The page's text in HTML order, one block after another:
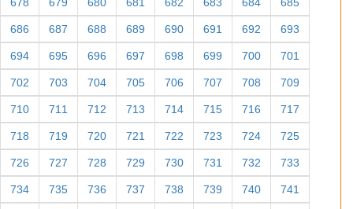
686 687 688 689 690 691 692 693
694 695 696 697 698 699 700 701
702 703 704 705 706 707 708 709
710 711 712 713 714 715 716 717
718 719 720 721 722 723 724 725
726 727 728 729 730 731 732 733
734 735 736 737 738 739 740 741